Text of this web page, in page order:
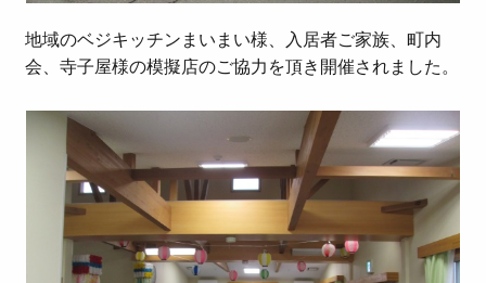
地域のベジキッチンまいまい様、入居者ご家族、町内
会、寺子屋様の模擬店のご協力を頂き開催されました。